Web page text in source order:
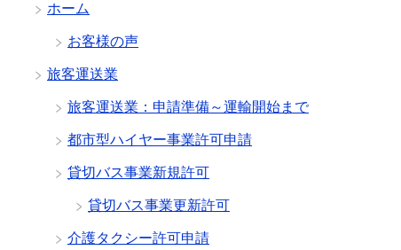
ホーム
お客様の声
旅客運送業
旅客運送業：申請準備～運輸開始まで
都市型ハイヤー事業許可申請
貸切バス事業新規許可
貸切バス事業更新許可
介護タクシー許可申請